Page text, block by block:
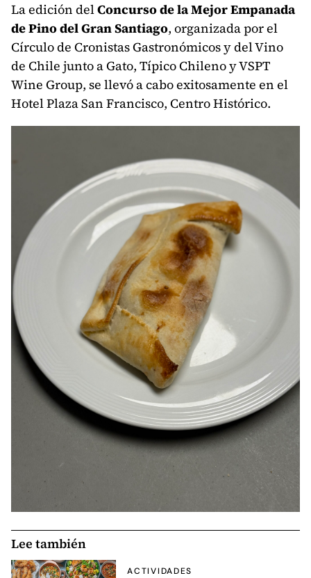
La edición delConcurso de la Mejor Empanada
de Pino del Gran Santiago, organizada por el
Círculo de Cronistas Gastronómicos y del Vino
de Chile junto a Gato, Típico Chileno y VSPT
Wine Group, se llevó a cabo exitosamente en el
Hotel Plaza San Francisco, Centro Histórico.
Lee también
ACTIVIDADES